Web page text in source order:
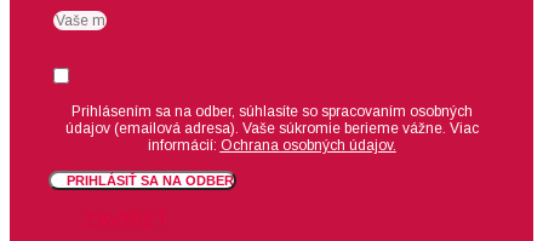
Prihlásením sa na odber, súhlasíte so spracovaním osobných
údajov (emailová adresa). Vaše súkromie berieme vážne. Viac
informácií: Ochrana osobných údajov.
PRIHLÁSIŤ SA NA ODBER